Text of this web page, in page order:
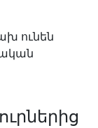
ունեն